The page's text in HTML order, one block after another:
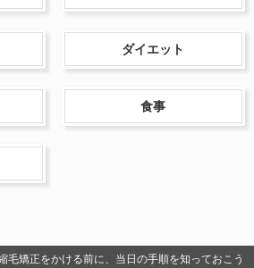
ダイエット
食事
毛矯正をかける前に、当日の手順を知っておこう